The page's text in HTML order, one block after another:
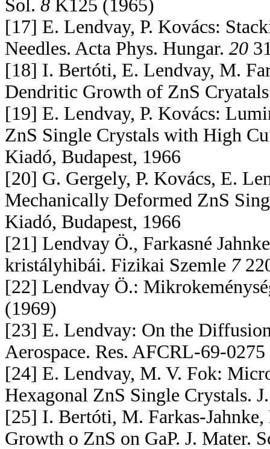
Sol. 8 K125 (1965)
[17] E. Lendvay, P. Kovács:
Needles. Acta Phys. Hungar. 20
[18] I. Bertóti, E. Lendvay, M.
Dendritic Growth of ZnS
[19] E. Lendvay, P. Kovács:
ZnS Single Crystals with High
Kiadó, Budapest, 1966
[20] G. Gergely, P. Kovács, E.
Mechanically Deformed ZnS
Kiadó, Budapest, 1966
[21] Lendvay Ö., Farkasné
kristályhibái. Fizikai Szemle 7
[22] Lendvay Ö.:
(1969)
[23] E. Lendvay: On the
Aerospace. Res. AFCRL-69-
[24] E. Lendvay, M. V. Fok:
Hexagonal ZnS Single Crystals.
[25] I. Bertóti, M. Farkas-
Growth o ZnS on GaP. J. Mater.